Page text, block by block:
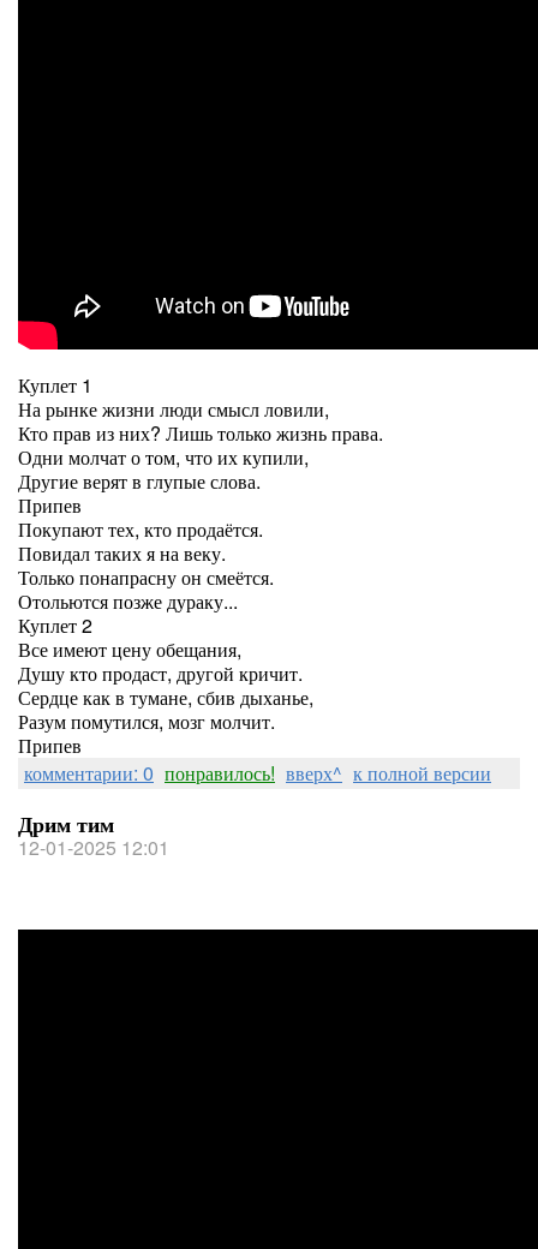
Куплет 1
На рынке жизни люди смысл ловили,
Кто прав из них? Лишь только жизнь права.
Одни молчат о том, что их купили,
Другие верят в глупые слова.
Припев
Покупают тех, кто продаётся.
Повидал таких я на веку.
Только понапрасну он смеётся.
Отольются позже дураку...
Куплет 2
Все имеют цену обещания,
Душу кто продаст, другой кричит.
Сердце как в тумане, сбив дыханье,
Разум помутился, мозг молчит.
Припев
комментарии: 0 понравилось! вверх^ к полной версии
Дрим тим
12-01-2025 12:01